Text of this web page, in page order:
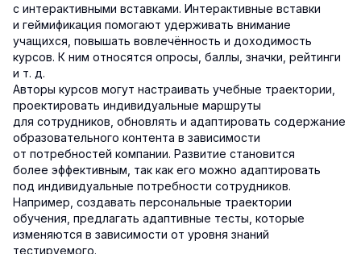
с интерактивными вставками. Интерактивные вставки
и геймификация помогают удерживать внимание
учащихся, повышать вовлечённость и доходимость
курсов. К ним относятся опросы, баллы, значки, рейтинги
и т. д.
Авторы курсов могут настраивать учебные траектории,
проектировать индивидуальные маршруты
для сотрудников, обновлять и адаптировать содержание
образовательного контента в зависимости
от потребностей компании. Развитие становится
более эффективным, так как его можно адаптировать
под индивидуальные потребности сотрудников.
Например, создавать персональные траектории
обучения, предлагать адаптивные тесты, которые
изменяются в зависимости от уровня знаний
тестируемого.